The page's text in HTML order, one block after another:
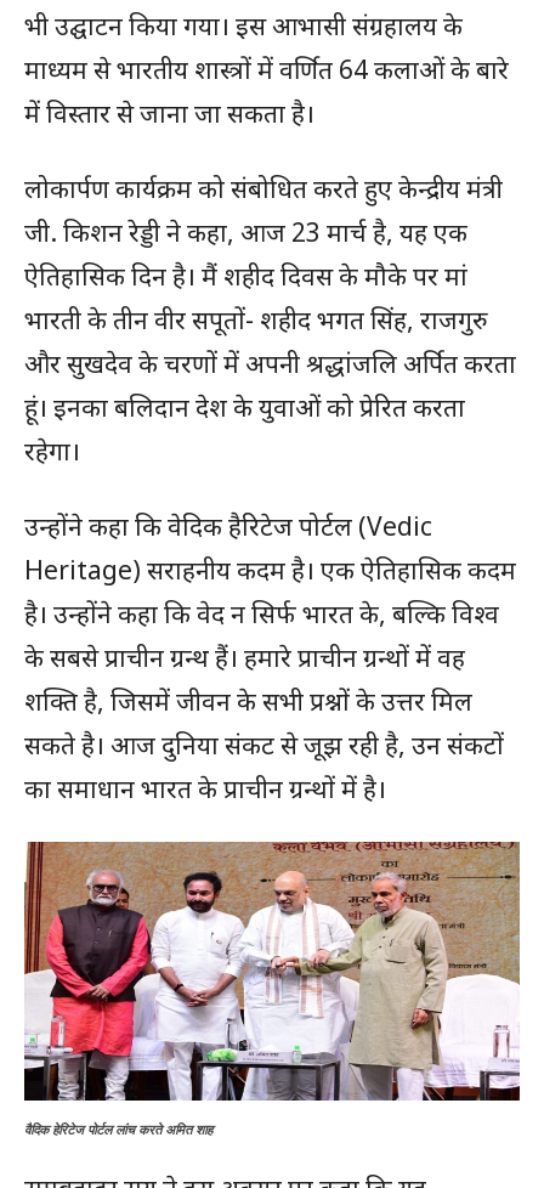
भी उद्घाटन किया गया। इस आभासी संग्रहालय के
माध्यम से भारतीय शास्त्रों में वर्णित 64 कलाओं के बारे
में विस्तार से जाना जा सकता है।
लोकार्पण कार्यक्रम को संबोधित करते हुए केन्द्रीय मंत्री
जी. किशन रेड्डी ने कहा, आज 23 मार्च है, यह एक
ऐतिहासिक दिन है। मैं शहीद दिवस के मौके पर मां
भारती के तीन वीर सपूतों- शहीद भगत सिंह, राजगुरु
और सुखदेव के चरणों में अपनी श्रद्धांजलि अर्पित करता
हूं। इनका बलिदान देश के युवाओं को प्रेरित करता
रहेगा।
उन्होंने कहा कि वेदिक हैरिटेज पोर्टल (Vedic
Heritage) सराहनीय कदम है। एक ऐतिहासिक कदम
है। उन्होंने कहा कि वेद न सिर्फ भारत के, बल्कि विश्व
के सबसे प्राचीन ग्रन्थ हैं। हमारे प्राचीन ग्रन्थों में वह
शक्ति है, जिसमें जीवन के सभी प्रश्नों के उत्तर मिल
सकते है। आज दुनिया संकट से जूझ रही है, उन संकटों
का समाधान भारत के प्राचीन ग्रन्थों में है।
वैदिक हेरिटेज पोर्टल लांच करते अमित शाह